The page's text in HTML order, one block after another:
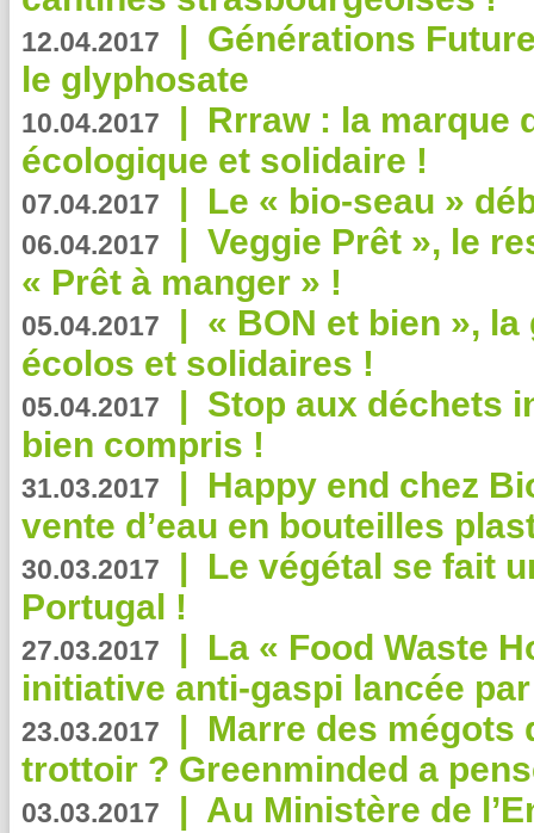
12.04.2017 | Générations
le glyphosate
10.04.2017 | Rrraw : la marque
écologique et solidaire !
07.04.2017 | Le « bio-seau »
06.04.2017 | Veggie Prêt », le
« Prêt à manger » !
05.04.2017 | « BON et bien »,
écolos et solidaires !
05.04.2017 | Stop aux déchets
bien compris !
31.03.2017 | Happy end chez
vente d’eau en bouteilles
30.03.2017 | Le végétal se fait
Portugal !
27.03.2017 | La « Food Waste
initiative anti-gaspi lancée
23.03.2017 | Marre des mégots
trottoir ? Greenminded a
03.03.2017 | Au Ministère de